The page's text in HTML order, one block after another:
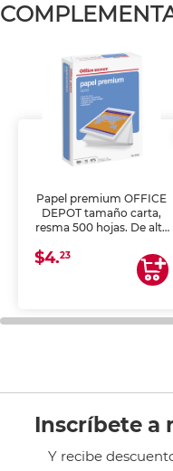
Papel premium OFFICE
DEPOT tamaño carta,
resma 500 hojas. De alta
uniforme, ideal para
impresoras de inyección
de tinta y láser,
general de oficina.
$4.23
Inscríbete a
Y recibe